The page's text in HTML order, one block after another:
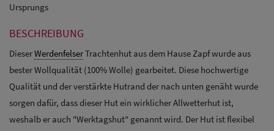
Ursprungs
BESCHREIBUNG
DieserWerdenfelserTrachtenhut aus dem Hause Zapf wurde aus
bester Wollqualität (100% Wolle) gearbeitet. Diese hochwertige
Qualität und der verstärkte Hutrand der nach unten genäht wurde
sorgen dafür, dass dieser Hut ein wirklicher Allwetterhut ist,
weshalb er auch "Werktagshut" genannt wird. Der Hut ist flexibel